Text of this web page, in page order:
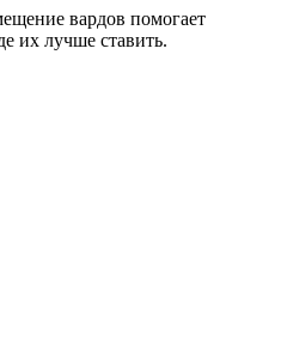
вардов помогает
их лучше ставить.